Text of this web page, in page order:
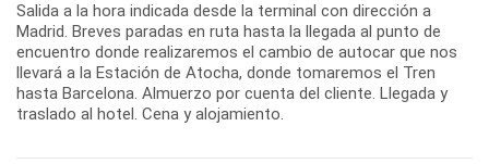
Salida a la hora indicada desde la terminal con dirección a
Madrid. Breves paradas en ruta hasta la llegada al punto de
encuentro donde realizaremos el cambio de autocar que nos
llevará a la Estación de Atocha, donde tomaremos el Tren
hasta Barcelona. Almuerzo por cuenta del cliente. Llegada y
traslado al hotel. Cena y alojamiento.